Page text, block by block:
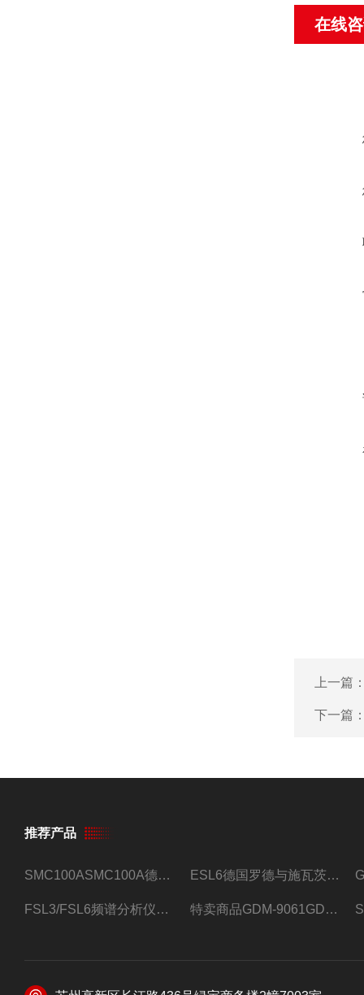
在线
上一篇
下一篇
推荐产品
SMC100ASMC100A德国罗德与施瓦茨射频信号源 ESL6德国罗德与施瓦茨预认证EMI接收机
FSL3/FSL6频谱分析仪FSL3/FSL6罗德与施瓦茨 特卖商品GDM-9061GDM-9061台式万用表